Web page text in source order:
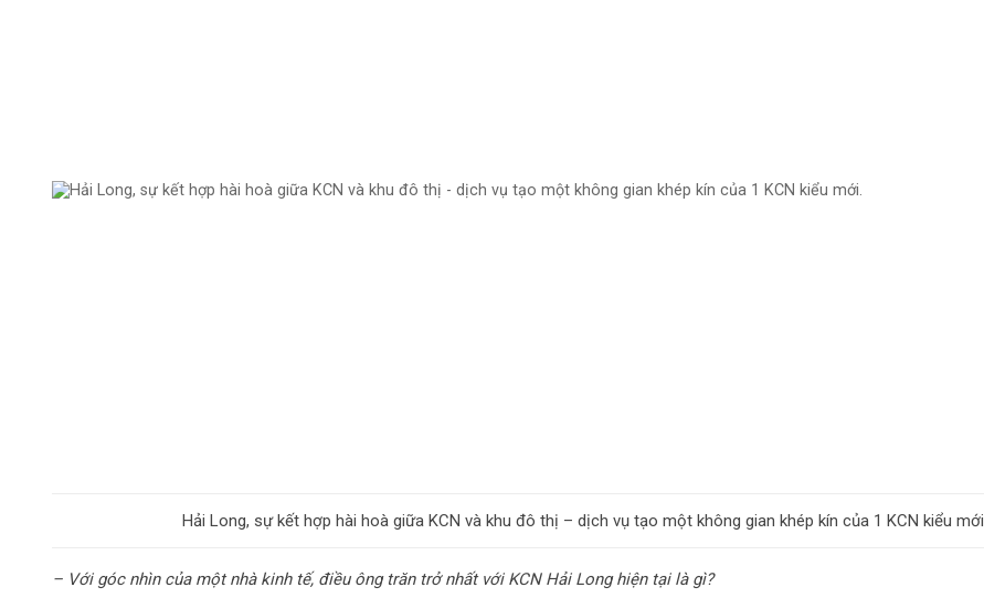
Hải Long, sự kết hợp hài hoà giữa KCN và khu đô thị – dịch vụ tạo một không gian khép kín của 1 KCN kiểu mới.
– Với góc nhìn của một nhà kinh tế, điều ông trăn trở nhất với KCN Hải Long hiện tại là gì?